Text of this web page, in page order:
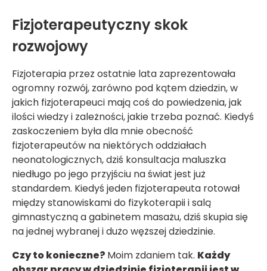
Fizjoterapeutyczny skok
rozwojowy
Fizjoterapia przez ostatnie lata zaprezentowała
ogromny rozwój, zarówno pod kątem dziedzin, w
jakich fizjoterapeuci mają coś do powiedzenia, jak
ilości wiedzy i zależności, jakie trzeba poznać. Kiedyś
zaskoczeniem była dla mnie obecność
fizjoterapeutów na niektórych oddziałach
neonatologicznych, dziś konsultacja maluszka
niedługo po jego przyjściu na świat jest już
standardem. Kiedyś jeden fizjoterapeuta rotował
między stanowiskami do fizykoterapii i salą
gimnastyczną a gabinetem masażu, dziś skupia się
na jednej wybranej i dużo węższej dziedzinie.
Czy to konieczne? Moim zdaniem tak. Każdy